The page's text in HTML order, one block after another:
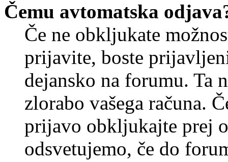
Čemu avtomatska
Če ne obkljukate
prijavite, boste
dejansko na forumu. Ta
zlorabo vašega računa.
prijavo obkljukajte prej
odsvetujemo, če do